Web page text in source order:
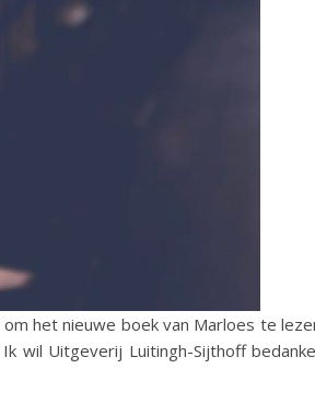
het nieuwe boek van Marloes te
wil Uitgeverij Luitingh-Sijthoff